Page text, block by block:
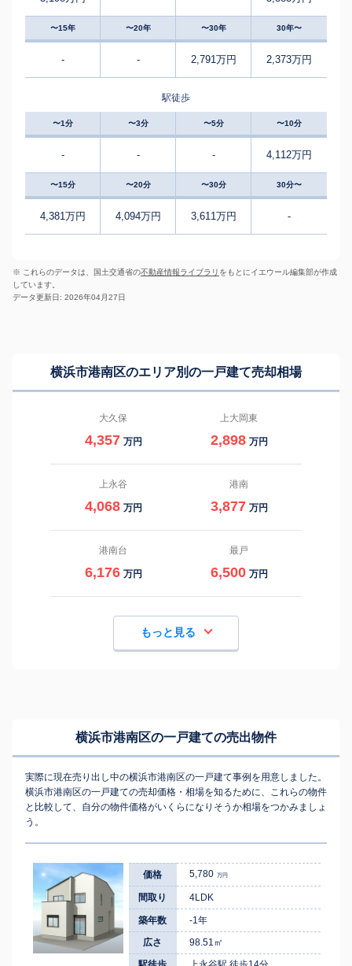
〜15年 〜20年 〜30年 30年〜
- - 2,791万円 2,373万円
駅徒歩
〜1分 〜3分 〜5分 〜10分
- - - 4,112万円
〜15分 〜20分 〜30分 30分〜
4,381万円 4,094万円 3,611万円 -
※ これらのデータは、国土交通省の不動産情報ライブラリ をもとにイエウール編集部が作成
しています。
データ更新日: 2026年04月27日
横浜市港南区のエリア別の一戸建て売却相場
大久保
4,357 万円
上大岡東
2,898 万円
上永谷
4,068 万円
港南
3,877 万円
港南台
6,176 万円
最戸
6,500 万円
もっと見る
横浜市港南区の一戸建ての売出物件
実際に現在売り出し中の横浜市港南区の一戸建て事例を用意しました。
横浜市港南区の一戸建ての売却価格・相場を知るために、これらの物件
と比較して、自分の物件価格がいくらになりそうか相場をつかみましょ
う。
価格 5,780 万円
間取り 4LDK
築年数
-1年
広さ
98.51㎡